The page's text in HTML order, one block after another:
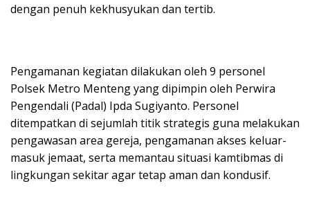
dengan penuh kekhusyukan dan tertib.
Pengamanan kegiatan dilakukan oleh 9 personel
Polsek Metro Menteng yang dipimpin oleh Perwira
Pengendali (Padal) Ipda Sugiyanto. Personel
ditempatkan di sejumlah titik strategis guna melakukan
pengawasan area gereja, pengamanan akses keluar-
masuk jemaat, serta memantau situasi kamtibmas di
lingkungan sekitar agar tetap aman dan kondusif.